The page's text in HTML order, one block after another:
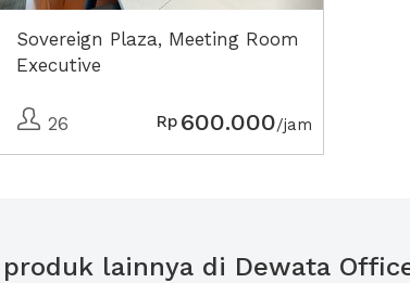
Sovereign Plaza, Meeting Room
Executive
26 Rp 600.000/jam
lainnya di Dewata